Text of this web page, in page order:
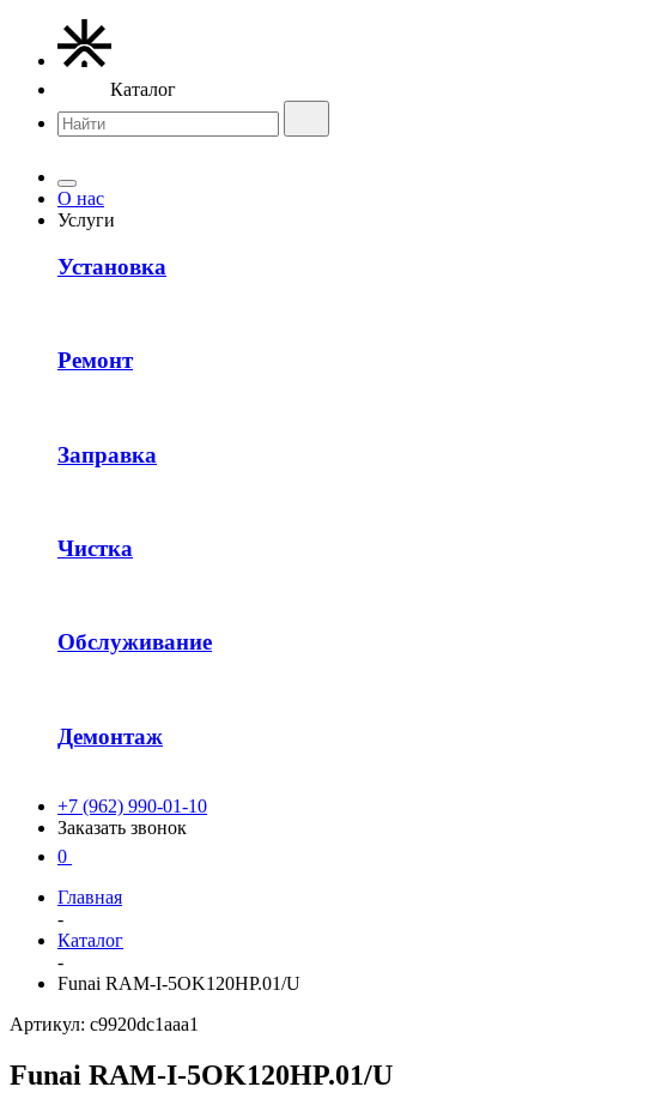
Каталог
О нас
Услуги
Установка
Ремонт
Заправка
Чистка
Обслуживание
Демонтаж
+7 (962) 990-01-10
Заказать звонок
0
Главная
-
Каталог
-
Funai RAM-I-5OK120HP.01/U
Артикул: c9920dc1aaa1
Funai RAM-I-5OK120HP.01/U